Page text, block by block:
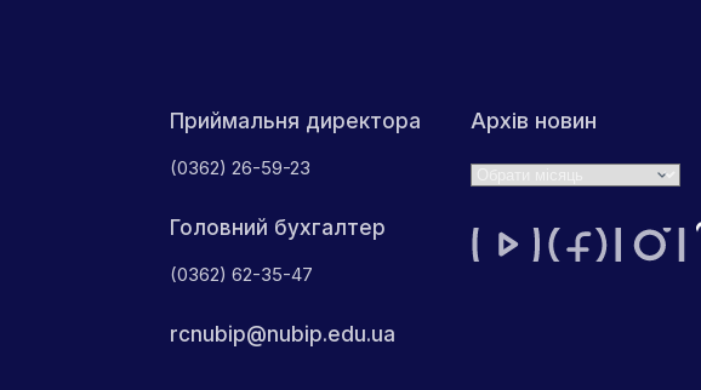
Приймальня директора
(0362) 26-59-23
Головний бухгалтер
(0362) 62-35-47
rcnubip@nubip.edu.ua
Архів новин